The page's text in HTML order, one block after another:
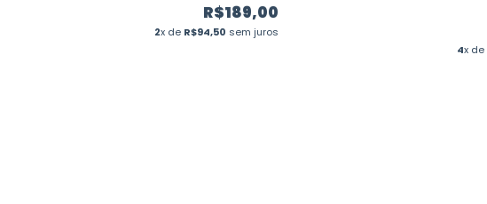
R$189,00
2x de R$94,50 sem juros
4x de